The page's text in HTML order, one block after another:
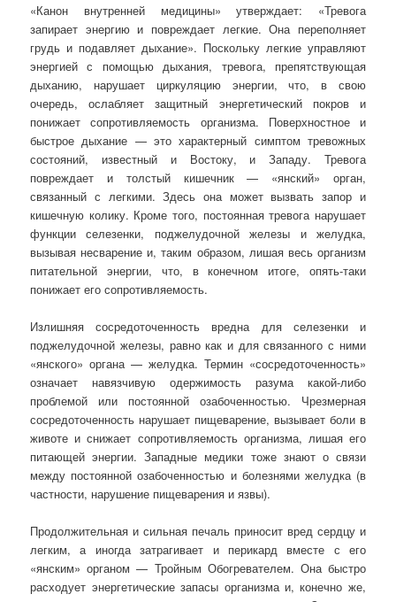
«Канон внутренней медицины» утверждает: «Тревога
запирает энергию и повреждает легкие. Она переполняет
грудь и подавляет дыхание». Поскольку легкие управляют
энергией с помощью дыхания, тревога, препятствующая
дыханию, нарушает циркуляцию энергии, что, в свою
очередь, ослабляет защитный энергетический покров и
понижает сопротивляемость организма. Поверхностное и
быстрое дыхание — это характерный симптом тревожных
состояний, известный и Востоку, и Западу. Тревога
повреждает и толстый кишечник — «янский» орган,
связанный с легкими. Здесь она может вызвать запор и
кишечную колику. Кроме того, постоянная тревога нарушает
функции селезенки, поджелудочной железы и желудка,
вызывая несварение и, таким образом, лишая весь организм
питательной энергии, что, в конечном итоге, опять-таки
понижает его сопротивляемость.
Излишняя сосредоточенность вредна для селезенки и
поджелудочной железы, равно как и для связанного с ними
«янского» органа — желудка. Термин «сосредоточенность»
означает навязчивую одержимость разума какой-либо
проблемой или постоянной озабоченностью. Чрезмерная
сосредоточенность нарушает пищеварение, вызывает боли в
животе и снижает сопротивляемость организма, лишая его
питающей энергии. Западные медики тоже знают о связи
между постоянной озабоченностью и болезнями желудка (в
частности, нарушение пищеварения и язвы).
Продолжительная и сильная печаль приносит вред сердцу и
легким, а иногда затрагивает и перикард вместе с его
«янским» органом — Тройным Обогревателем. Она быстро
расходует энергетические запасы организма и, конечно же,